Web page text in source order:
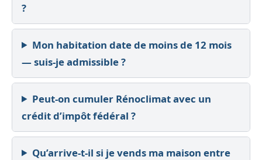
?
Mon habitation date de moins de 12 mois
— suis-je admissible ?
Peut-on cumuler Rénoclimat avec un
crédit d’impôt fédéral ?
Qu’arrive-t-il si je vends ma maison entre